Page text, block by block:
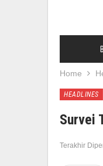
Home
HEADLINES
Survei
Terakhir